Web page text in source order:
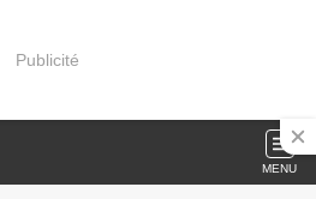
Publicité
MENU